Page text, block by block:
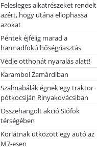
Felesleges alkatrészeket rendelt
azért, hogy utána ellophassa
azokat
Péntek éjfélig marad a
harmadfokú hőségriasztás
Védje otthonát nyaralás alatt!
Karambol Zamárdiban
Szalmabálák égnek egy traktor
pótkocsiján Rinyakovácsiban
Összehangolt akció Siófok
térségében
Korlátnak ütközött egy autó az
M7-esen